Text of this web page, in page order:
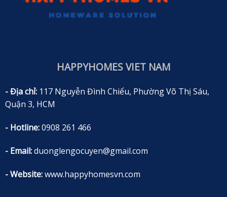
HAPPYHOMES VIET NAM
- Địa chỉ:117 Nguyễn Đình Chiểu, Phường Võ Thị Sáu,
Quận 3, HCM
- Hotline:0908 261 466
- Email:duonglengocuyen@gmail.com
- Website:www.happyhomesvn.com